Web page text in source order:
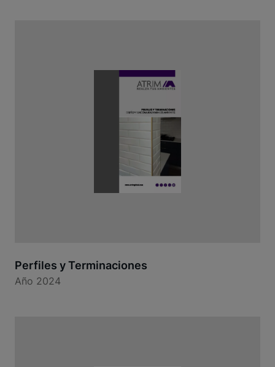
Perfiles y Terminaciones
Año 2024